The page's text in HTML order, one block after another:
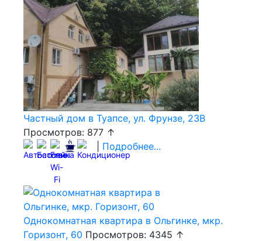
Частный дом в Туапсе, ул. Фрунзе, 23В
Просмотров: 877 ↑
Подробнее...
Однокомнатная квартира в Ольгинке, мкр.
Горизонт, 60 Просмотров: 4345 ↑